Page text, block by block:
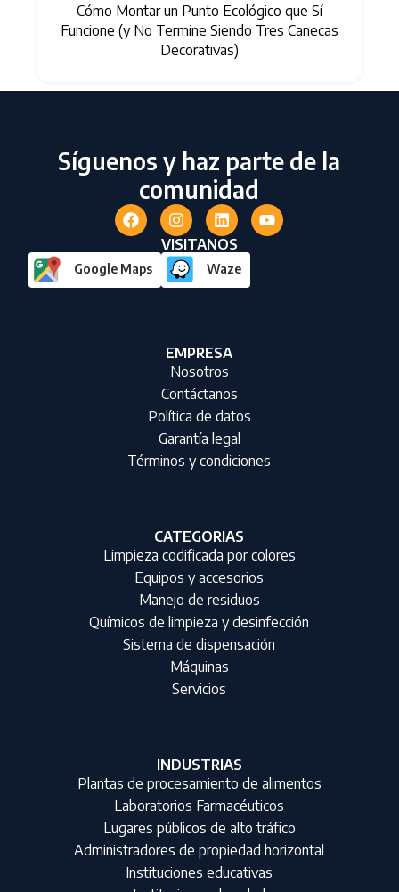
Cómo Montar un Punto Ecológico que Sí
Funcione (y No Termine Siendo Tres Canecas
Decorativas)
Síguenos y haz parte de la
comunidad
VISITANOS
Google Maps Waze
EMPRESA
Nosotros
Contáctanos
Política de datos
Garantía legal
Términos y condiciones
CATEGORIAS
Limpieza codificada por colores
Equipos y accesorios
Manejo de residuos
Químicos de limpieza y desinfección
Sistema de dispensación
Máquinas
Servicios
INDUSTRIAS
Plantas de procesamiento de alimentos
Laboratorios Farmacéuticos
Lugares públicos de alto tráfico
Administradores de propiedad horizontal
Instituciones educativas